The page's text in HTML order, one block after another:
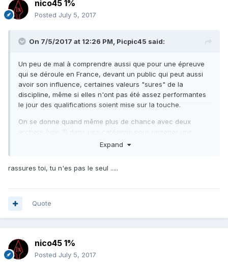
nico45 1%
Posted July 5, 2017
On 7/5/2017 at 12:26 PM, Picpic45 said:
Un peu de mal à comprendre aussi que pour une épreuve
qui se déroule en France, devant un public qui peut aussi
avoir son influence, certaines valeurs "sures" de la
discipline, même si elles n'ont pas été assez performantes
le jour des qualifications soient mise sur la touche.
On se donne quand même plus de chance avec deux
archers (voir 3) dans une catégorie pour ramener une
médaille qu'avec une seule personne.
sport individuel, l'esprit d'équipe peut aussi donner des
l'avenir.
Je ne suis qu'un tout petit archer de base, mais j'ai souvent
sont prises à la tête de la fédération.
Expand
rassures toi, tu n'es pas le seul .....
Quote
nico45 1%
Posted July 5, 2017